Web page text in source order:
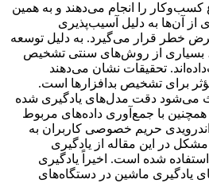
کسب‌وکار را انجام می‌دهند و به همین
آن‌ها به دلیل آسیب‌پذیری
خطر قرار می‌گیرد. به دلیل توسعه
بسیاری از روش‌های سنتی تشخیص
تحقیقات نشان می‌دهند
برای تشخیص بدافزار‌ها است.
می‌شود دقت مدل‌های یادگیری شده
همچنین با جمع‌آوری داده‌های مربوط
اندرویدی حریم خصوصی کاربران به
در این مقاله از یادگیری
شده است. اخیراً یادگیری
یادگیری ماشین در دستگاه‌های